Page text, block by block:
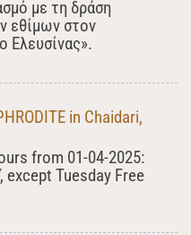
με τη δράση
εθίμων στον
Ελευσίνας».
in Chaidari,
from 01-04-2025:
except Tuesday Free